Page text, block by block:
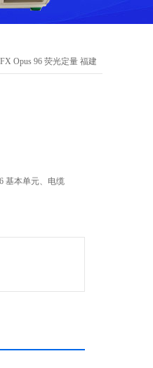
Opus 96 荧光定量 福建
基本单元、电缆